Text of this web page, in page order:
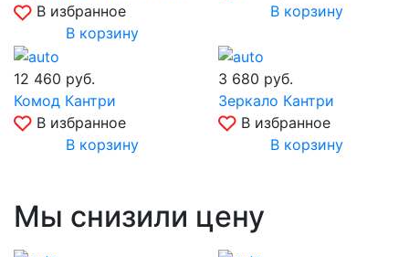
В избранное
В корзину
В корзину
12 460 руб.
Комод Кантри
В избранное
В корзину
3 680 руб.
Зеркало Кантри
В избранное
В корзину
Мы снизили цену